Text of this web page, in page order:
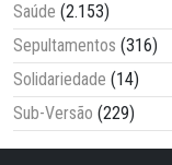
Saúde (2.153)
Sepultamentos (316)
Solidariedade (14)
Sub-Versão (229)